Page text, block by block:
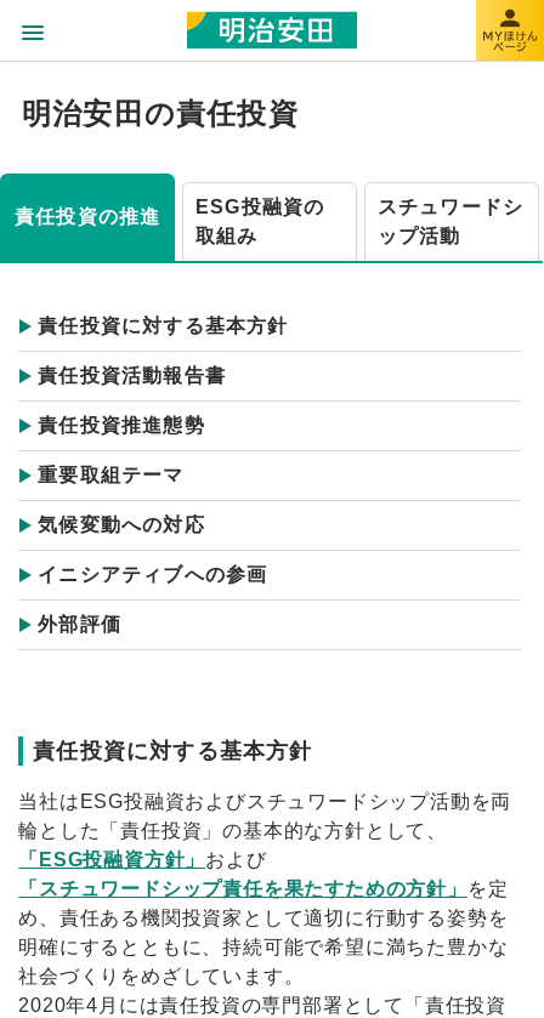
明治安田の責任投資
責任投資の推進
ESG投融資の
取組み
スチュワードシ
ップ活動
責任投資に対する基本方針
責任投資活動報告書
責任投資推進態勢
重要取組テーマ
気候変動への対応
イニシアティブへの参画
外部評価
責任投資に対する基本方針
当社はESG投融資およびスチュワードシップ活動を両
輪とした「責任投資」の基本的な方針として、
「ESG投融資方針」 および
「スチュワードシップ責任を果たすための方針」
を定
め、責任ある機関投資家として適切に行動する姿勢を
明確にするとともに、持続可能で希望に満ちた豊かな
社会づくりをめざしています。
2020年4月には責任投資の専門部署として「責任投資